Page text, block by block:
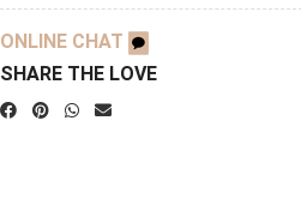
ONLINE CHAT
SHARE THE LOVE